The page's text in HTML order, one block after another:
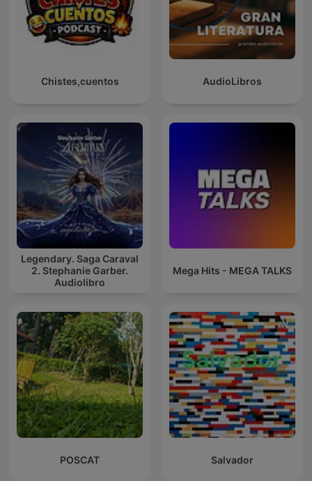
Chistes,cuentos AudioLibros
Legendary. Saga Caraval
2. Stephanie Garber.
Audiolibro
Mega Hits - MEGA TALKS
POSCAT Salvador